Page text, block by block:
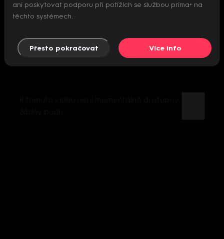
Nepodařilo se inicializovat přehrávač
ani poskytovat podporu při potížích se službou prima+ na
těchto systémech.
Přesto pokračovat Více info